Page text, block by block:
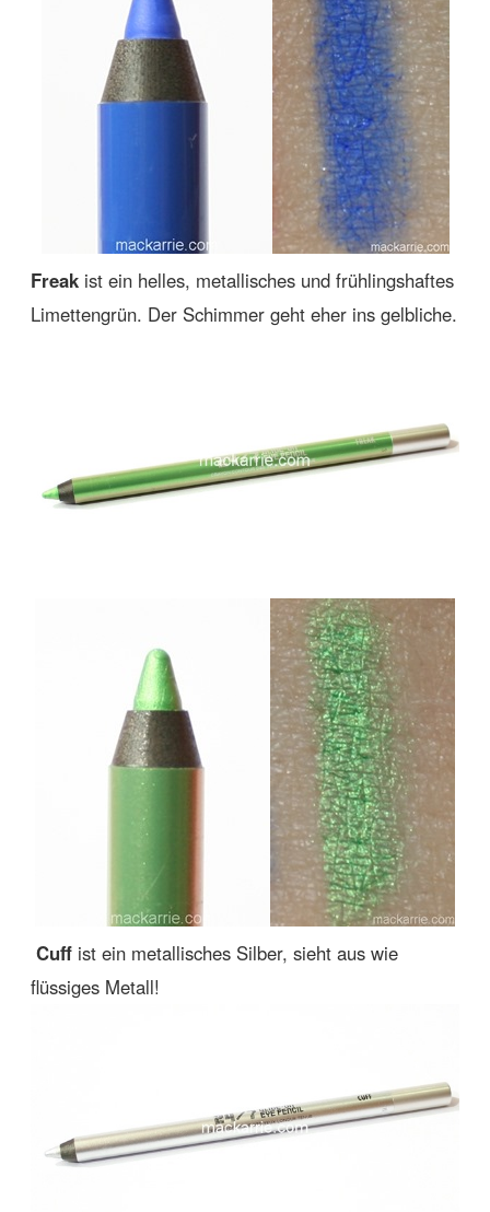
Freak ist ein helles, metallisches und frühlingshaftes
Limettengrün. Der Schimmer geht eher ins gelbliche.
Cuff ist ein metallisches Silber, sieht aus wie
flüssiges Metall!